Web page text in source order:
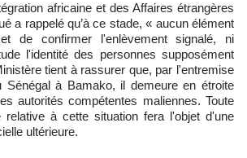
africaine et des Affaires étrangères
a rappelé qu’à ce stade, « aucun élément
de confirmer l'enlèvement signalé, ni
l'identité des personnes supposément
tient à rassurer que, par l'entremise
Sénégal à Bamako, il demeure en étroite
autorités compétentes maliennes. Toute
relative à cette situation fera l'objet d'une
ultérieure.